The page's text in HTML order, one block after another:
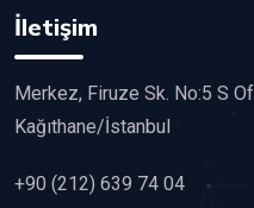
İletişim
Merkez, Firuze Sk. No:5 S
Kağıthane/İstanbul
+90 (212) 639 74 04